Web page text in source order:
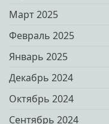
Март 2025
Февраль 2025
Январь 2025
Декабрь 2024
Октябрь 2024
Сентябрь 2024